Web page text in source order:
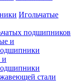
Игольчатые
подшипников
и